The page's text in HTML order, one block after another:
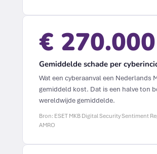
€ 270.000
Gemiddelde schade per
Wat een cyberaanval een Nederlands
gemiddeld kost. Dat is een halve ton
wereldwijde gemiddelde.
Bron: ESET MKB Digital Security Sentiment
AMRO